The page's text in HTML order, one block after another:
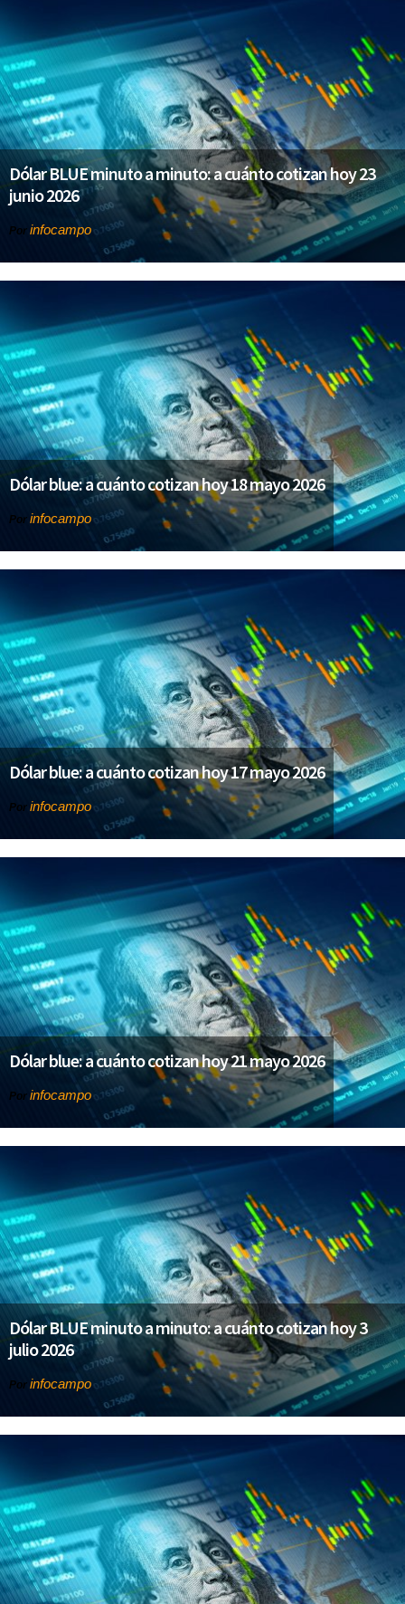
Dólar BLUE minuto a minuto: a cuánto cotizan hoy 23
junio 2026
Por infocampo
Dólar blue: a cuánto cotizan hoy 18 mayo 2026
Por infocampo
Dólar blue: a cuánto cotizan hoy 17 mayo 2026
Por infocampo
Dólar blue: a cuánto cotizan hoy 21 mayo 2026
Por infocampo
Dólar BLUE minuto a minuto: a cuánto cotizan hoy 3
julio 2026
Por infocampo